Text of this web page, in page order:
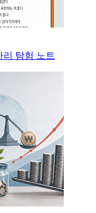
리 탐험 노트